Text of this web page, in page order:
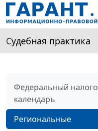
Судебная практика
Федеральный
календарь
Региональные